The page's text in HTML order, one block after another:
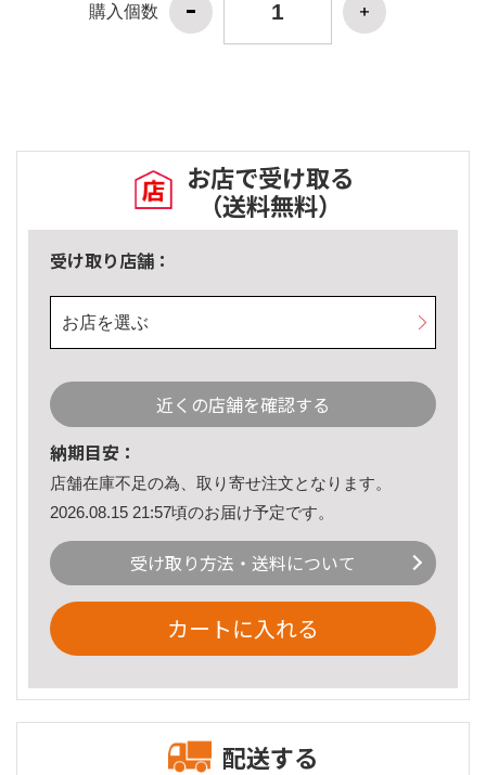
購入個数
お店で受け取る
（送料無料）
受け取り店舗：
お店を選ぶ
近くの店舗を確認する
納期目安：
店舗在庫不足の為、取り寄せ注文となります。
2026.08.15 21:57頃のお届け予定です。
受け取り方法・送料について
カートに入れる
配送する